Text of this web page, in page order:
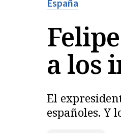
España
a los
El
españoles. Y